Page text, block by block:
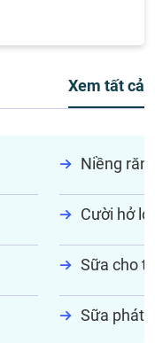
Xem tất cả
Niềng
Cười hở lợi
Sữa cho
Sữa phát